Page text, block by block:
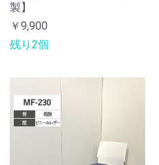
製】
￥9,900
残り2個